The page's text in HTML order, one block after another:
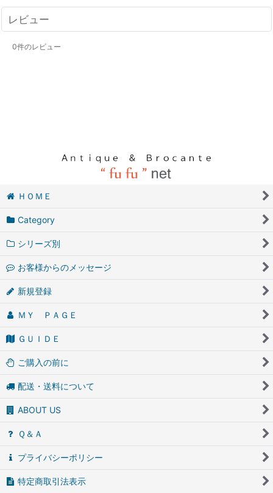
レビュー
0件のレビュー
ＨＯＭＥ
Category
シリーズ別
お客様からのメッセージ
新規登録
ＭＹ ＰＡＧＥ
ＧＵＩＤＥ
ご購入の前に
配送・送料について
ABOUT US
Ｑ＆Ａ
プライバシーポリシー
特定商取引法表示